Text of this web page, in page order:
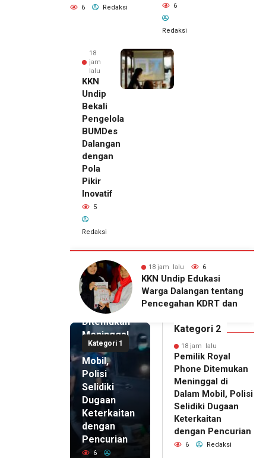
6 Redaksi 6
Redaksi
18
jam
lalu
KKN
Undip
Bekali
Pengelola
BUMDes
Dalangan
dengan
Pola
Pikir
Inovatif
5
Redaksi
18 jam lalu 5
KKN Undip Bekali
Pengelola BUMDes
Dalangan dengan Pola
Kategori 1
18 jam lalu
Pemilik
Royal
Phone
Ditemukan
Meninggal
di Dalam
Mobil,
Polisi
Selidiki
Dugaan
Keterkaitan
dengan
Pencurian
6
Kategori 2
18 jam lalu
Pemilik Royal
Phone Ditemukan
Meninggal di
Dalam Mobil, Polisi
Selidiki Dugaan
Keterkaitan
dengan Pencurian
6 Redaksi